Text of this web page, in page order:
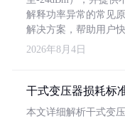
解释功率异常的常见
解决方案，帮助用户
2026年8月4日
干式变压器损耗标
本文详细解析干式变